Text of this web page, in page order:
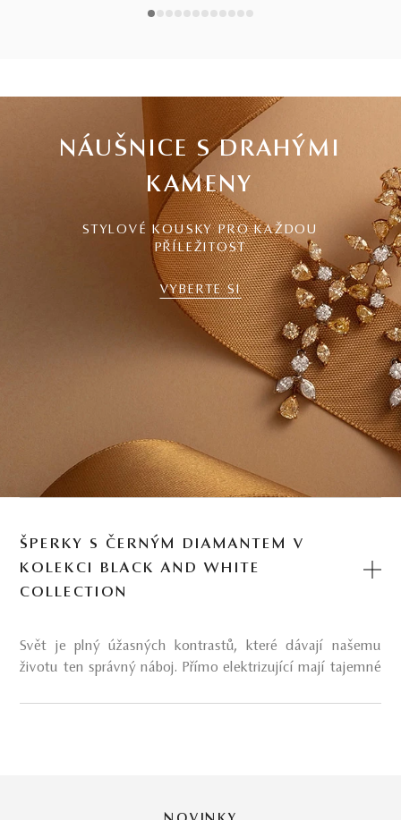
1 2 3 4 5 6 7 8 9 10 11 12
NÁUŠNICE S DRAHÝMI
KAMENY
STYLOVÉ KOUSKY PRO KAŽDOU
PŘÍLEŽITOST
VYBERTE SI
ŠPERKY S ČERNÝM DIAMANTEM V
KOLEKCI BLACK AND WHITE
COLLECTION
Svět je plný úžasných kontrastů, které dávají našemu
životu ten správný náboj. Přímo elektrizující mají tajemné